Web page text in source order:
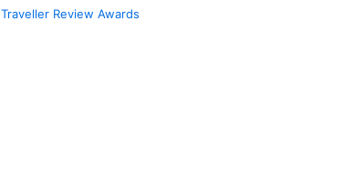
Traveller Review Awards